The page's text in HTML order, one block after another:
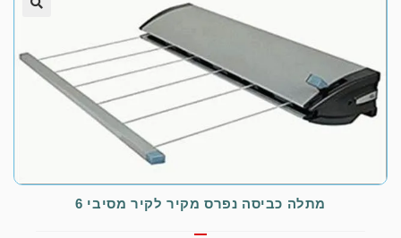
מתלה כביסה נפרס מקיר לקיר מסיבי 6